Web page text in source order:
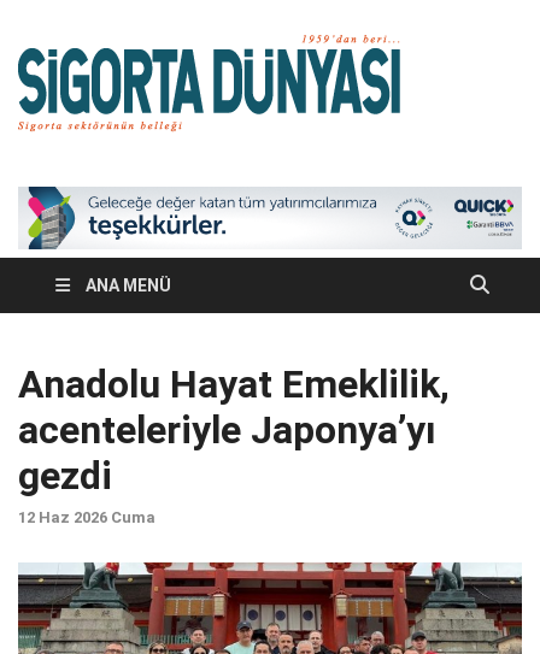
ANA MENÜ
Anadolu Hayat Emeklilik,
acenteleriyle Japonya’yı
gezdi
12 Haz 2026 Cuma